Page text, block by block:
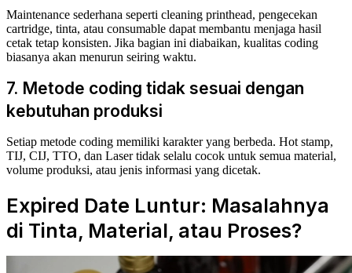
Maintenance sederhana seperti cleaning printhead, pengecekan
cartridge, tinta, atau consumable dapat membantu menjaga hasil
cetak tetap konsisten. Jika bagian ini diabaikan, kualitas coding
biasanya akan menurun seiring waktu.
7. Metode coding tidak sesuai dengan
kebutuhan produksi
Setiap metode coding memiliki karakter yang berbeda. Hot stamp,
TIJ, CIJ, TTO, dan Laser tidak selalu cocok untuk semua material,
volume produksi, atau jenis informasi yang dicetak.
Expired Date Luntur: Masalahnya
di Tinta, Material, atau Proses?